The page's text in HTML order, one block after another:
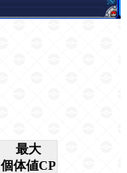
最大
個体値CP